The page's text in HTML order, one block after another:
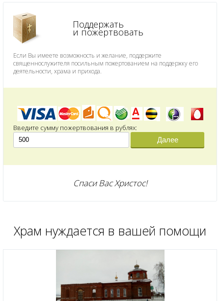
Поддержать
и пожертвовать
Если Вы имеете возможность и желание, поддержите
священнослужителя посильным пожертованием на поддержку его
деятельности, храма и прихода.
Введите сумму пожертвования в рублях:
Далее
Спаси Вас Христос!
Храм нуждается в вашей помощи